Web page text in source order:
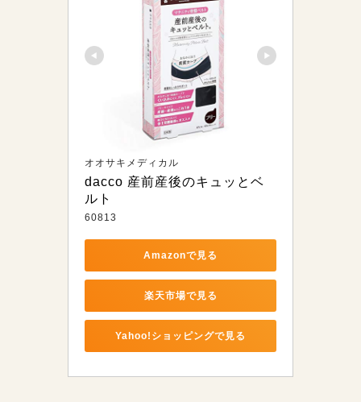
オオサキメディカル
dacco 産前産後のキュッとベ
ルト
60813
Amazonで見る
楽天市場で見る
Yahoo!ショッピングで見る